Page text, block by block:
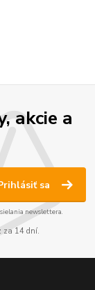
akcie a
sa
newslettera.
za 14 dní.